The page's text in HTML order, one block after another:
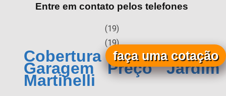
Entre em contato pelos telefones
(19)
(19)
Cobertura Metálica para
Garagem Preço Jardim
Martinelli
faça uma cotação